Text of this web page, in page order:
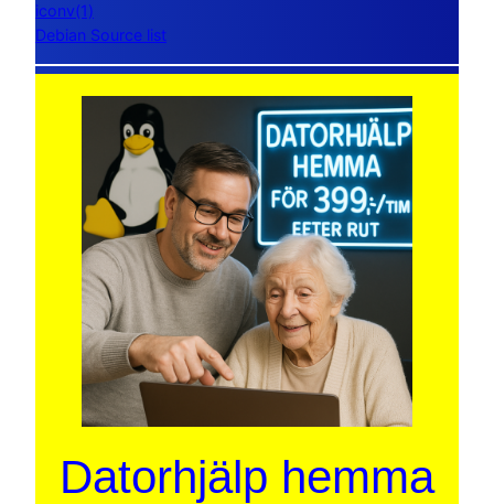
iconv(1)
Debian Source list
Datorhjälp hemma